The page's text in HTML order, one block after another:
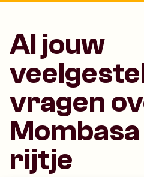
Al jouw
vragen
rijtje